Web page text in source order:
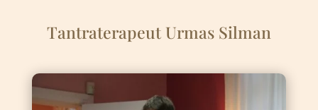
Tantraterapeut Urmas Silman